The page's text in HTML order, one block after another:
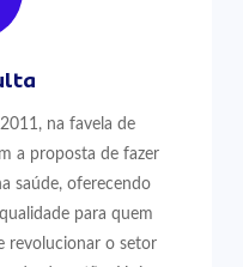
na favela de
a proposta de fazer
saúde, oferecendo
para quem
revolucionar o setor